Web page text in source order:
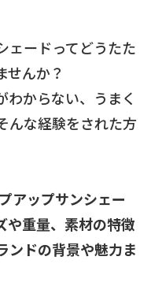
ェードってどうたた
せんか？
わからない、うまく
な経験をされた方
アップサンシェー
や重量、素材の特徴
ンドの背景や魅力ま